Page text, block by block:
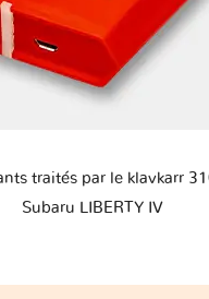
traités par le klavkarr
Subaru LIBERTY IV